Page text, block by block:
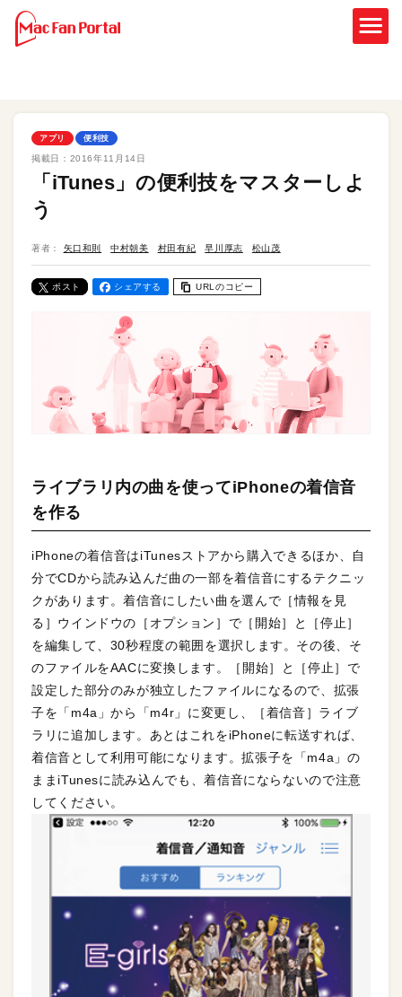
アプリ 便利技
掲載日： 2016年11月14日
「iTunes」の便利技をマスターしよ
う
著者： 矢口和則 中村朝美 村田有紀 早川厚志 松山茂
ポスト シェアする URLのコピー
ライブラリ内の曲を使ってiPhoneの着信音
を作る
iPhoneの着信音はiTunesストアから購入できるほか、自
分でCDから読み込んだ曲の一部を着信音にするテクニッ
クがあります。着信音にしたい曲を選んで［情報を見
る］ウインドウの［オプション］で［開始］と［停止］
を編集して、30秒程度の範囲を選択します。その後、そ
のファイルをAACに変換します。［開始］と［停止］で
設定した部分のみが独立したファイルになるので、拡張
子を「m4a」から「m4r」に変更し、［着信音］ライブ
ラリに追加します。あとはこれをiPhoneに転送すれば、
着信音として利用可能になります。拡張子を「m4a」の
ままiTunesに読み込んでも、着信音にならないので注意
してください。